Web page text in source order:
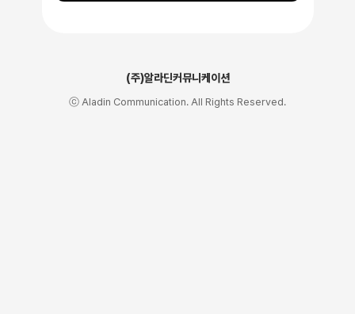
(주)알라딘커뮤니케이션
ⓒ Aladin Communication. All Rights Reserved.